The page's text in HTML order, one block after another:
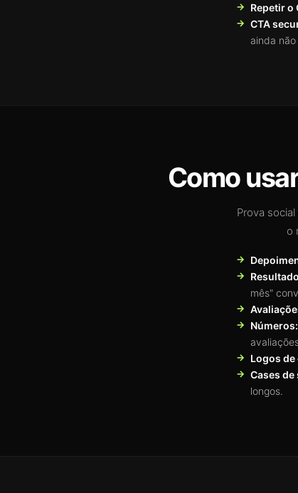
Repetir o
CTA
ainda
Como
Prova
o
mês"
Números:
Logos
Cases de
longos.